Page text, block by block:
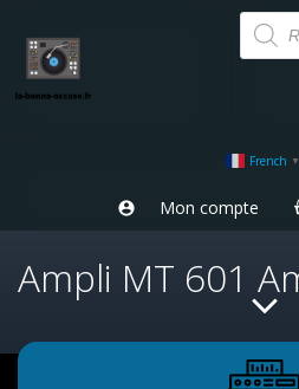
Aller
au
de
produits
French ▼
Mon compte
Ampli MT 601